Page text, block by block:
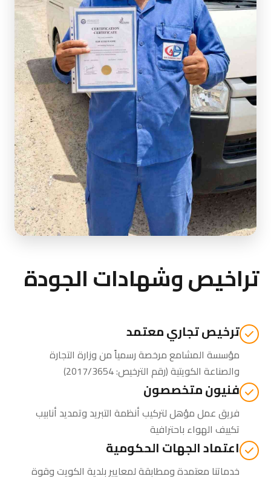
تراخيص وشهادات الجودة
ترخيص تجاري معتمد
مؤسسة المشامع مرخصة رسمياً منوزارة التجارة
والصناعة الكويتية(رقم الترخيص: 2017/3654)
فنيون متخصصون
فريق عمل مؤهل لتركيب أنظمة التبريد وتمديد أنابيب
تكييف الهواء باحترافية
اعتماد الجهات الحكومية
خدماتنا معتمدة ومطابقة لمعايير بلدية الكويت وقوة